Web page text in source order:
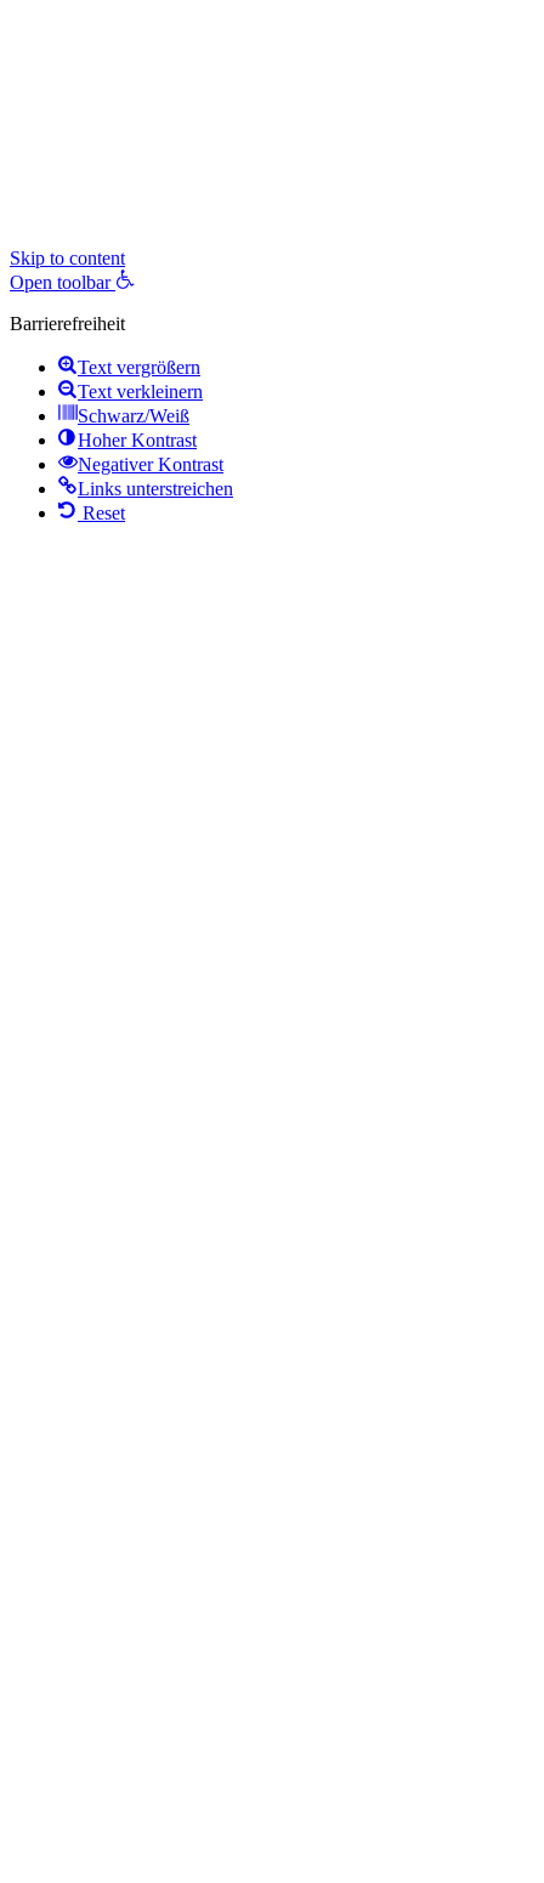
Skip to content
Open toolbar
Barrierefreiheit
Text vergrößern
Text verkleinern
Schwarz/Weiß
Hoher Kontrast
Negativer Kontrast
Links unterstreichen
Reset